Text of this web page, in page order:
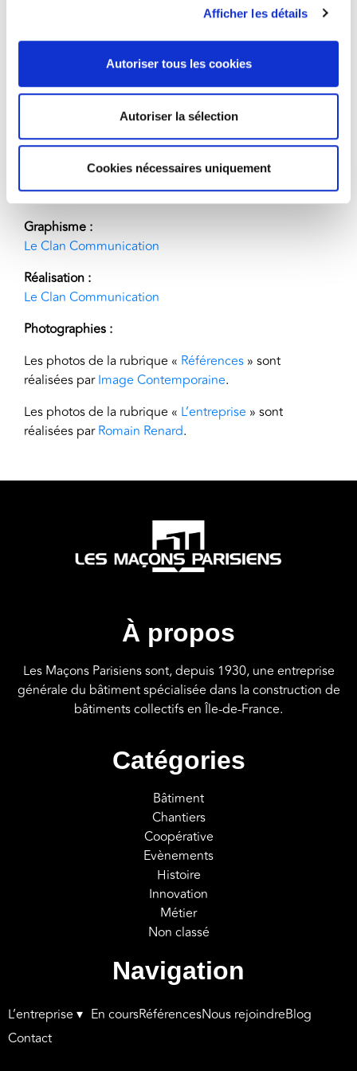
Afficher les détails
Autoriser tous les cookies
Autoriser la sélection
Cookies nécessaires uniquement
SCOPà Conseil d’Administration
Evry B 957 213 481
Directeur de la publication :
Hébergeur du site :
2 rue Kellermann
59100 Roubaix
Graphisme :
Le Clan Communication
Réalisation :
Le Clan Communication
Photographies :
Les photos de la rubrique « Références » sont
réalisées parImage Contemporaine.
Les photos de la rubrique « L’entreprise » sont
réalisées parRomain Renard.
À propos
Les Maçons Parisiens sont, depuis 1930, une entreprise
générale du bâtiment spécialisée dans la construction de
bâtiments collectifs en Île-de-France.
Catégories
Bâtiment
Chantiers
Coopérative
Evènements
Histoire
Innovation
Métier
Non classé
Navigation
L’entreprise ▾ En coursRéférencesNous rejoindreBlog
Contact